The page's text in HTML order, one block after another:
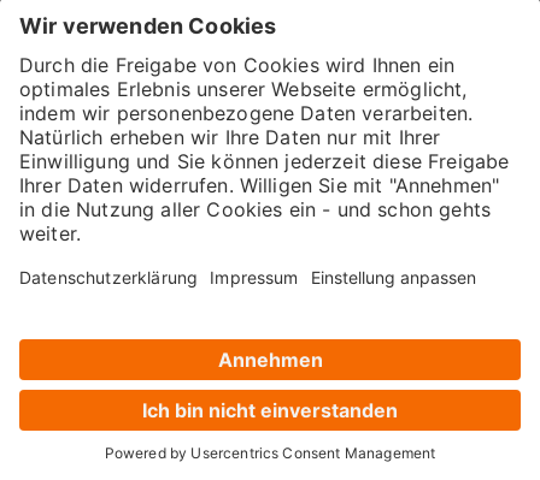
eine Kaufabsicht geäußert haben. Das ist
super, um die Bekanntheit deiner Marke zu
steigern und langfristig die Nachfrage zu
erhöhen.
Aktiviere den beschleunigten Checkout:
Falls verfügbar, implementier diese Funktion.
Sie verbessert die User Experience und führt
zu höheren Conversion-Rates, da der
schneller wird. Das macht natürlich nur Sinn,
wenn du einen E-Commerce-Shop betreibst.
Bleibe auf dem Laufenden:Google Ads
entwickelt sich rasant weiter. Regelmäßige